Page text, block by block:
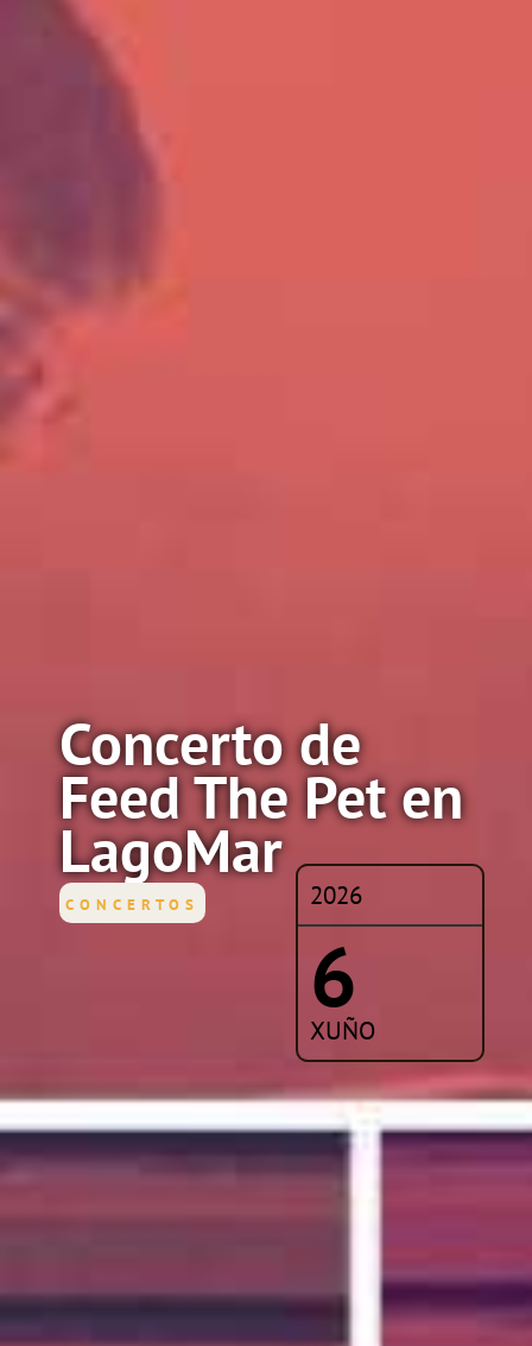
2026
6
XUÑO
Concerto de
Feed The Pet en
LagoMar
CONCERTOS